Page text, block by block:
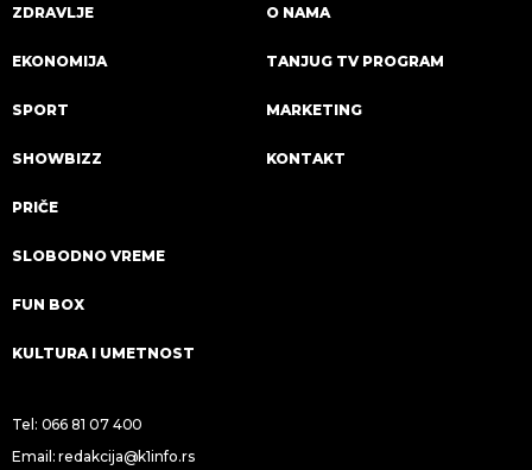
ZDRAVLJE
EKONOMIJA
SPORT
SHOWBIZZ
PRIČE
SLOBODNO VREME
FUN BOX
KULTURA I UMETNOST
O NAMA
TANJUG TV PROGRAM
MARKETING
KONTAKT
Tel: 066 81 07 400
Email:redakcija@k1info.rs